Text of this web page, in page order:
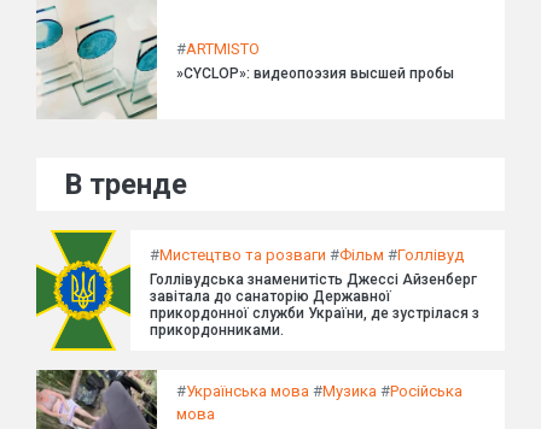
#ARTMISTO
»CYCLOP»: видеопоэзия высшей пробы
В тренде
#Мистецтво та розваги #Фільм #Голлівуд
Голлівудська знаменитість Джессі Айзенберг
завітала до санаторію Державної
прикордонної служби України, де зустрілася з
прикордонниками.
#Українська мова #Музика #Російська
мова